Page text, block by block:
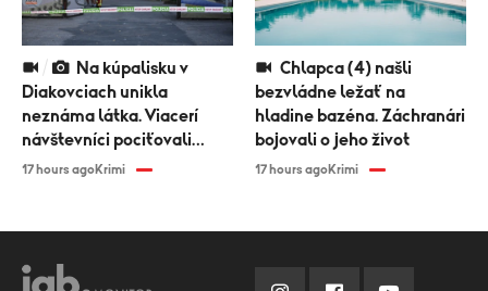
Diakovciach unikla
neznáma látka. Viacerí
návštevníci pociťovali
zdravotné problémy
17 hours agoKrimi
bezvládne ležať na
hladine bazéna. Záchranári
bojovali o jeho život
17 hours agoKrimi